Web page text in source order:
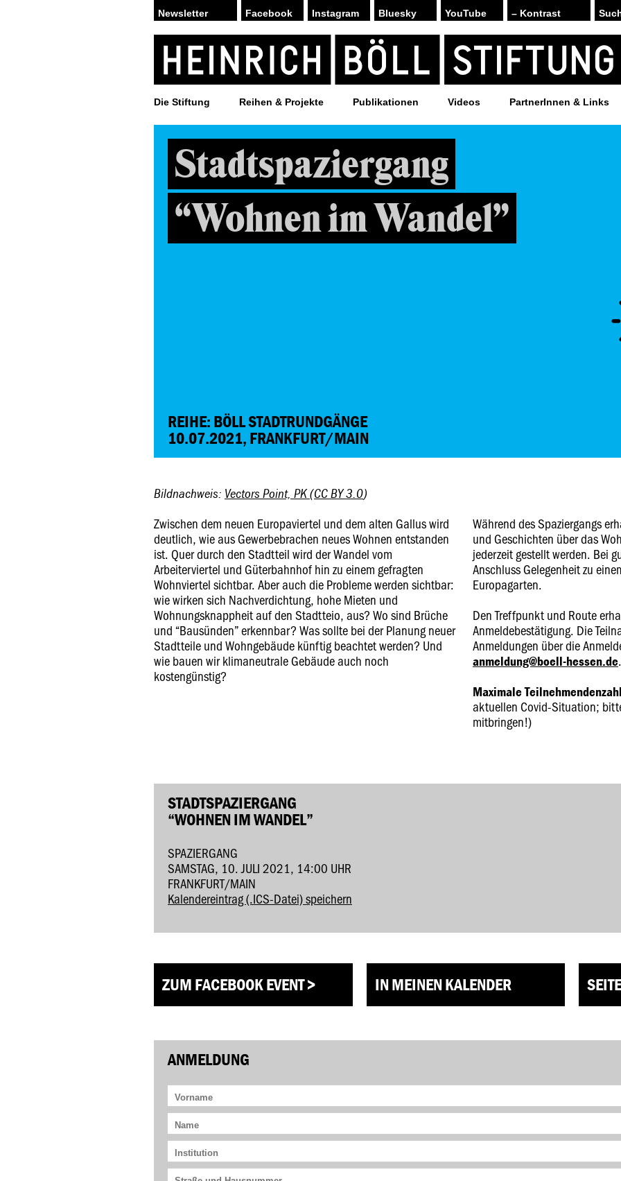
Facebook Instagram Bluesky YouTube – Kontrast
Die Stiftung Reihen & Projekte Publikationen Videos PartnerInnen & Links
Stadtspaziergang
“Wohnen im Wandel”
REIHE: BÖLL STADTRUNDGÄNGE
10.07.2021, FRANKFURT/MAIN
Bildnachweis: Vectors Point, PK(CC BY 3.0)
Zwischen dem neuen Europaviertel und dem alten Gallus wird
deutlich, wie aus Gewerbebrachen neues Wohnen entstanden
ist. Quer durch den Stadtteil wird der Wandel vom
Arbeiterviertel und Güterbahnhof hin zu einem gefragten
Wohnviertel sichtbar. Aber auch die Probleme werden sichtbar:
wie wirken sich Nachverdichtung, hohe Mieten und
Wohnungsknappheit auf den Stadtteio, aus? Wo sind Brüche
und “Bausünden” erkennbar? Was sollte bei der Planung neuer
Stadtteile und Wohngebäude künftig beachtet werden? Und
wie bauen wir klimaneutrale Gebäude auch noch
kostengünstig?
Während des Spaziergangs
und Geschichten über das
jederzeit gestellt werden. Bei
Anschluss Gelegenheit zu
Europagarten.
Den Treffpunkt und Route
Anmeldebestätigung. Die
Anmeldungen über die
anmeldung@boell-hessen.de.
Maximale
aktuellen Covid-Situation;
mitbringen!)
STADTSPAZIERGANG
“WOHNEN IM WANDEL”
SPAZIERGANG
SAMSTAG, 10. JULI 2021, 14:00 UHR
FRANKFURT/MAIN
Kalendereintrag (.ICS-Datei) speichern
ZUM FACEBOOK EVENT > IN MEINEN KALENDER
ANMELDUNG